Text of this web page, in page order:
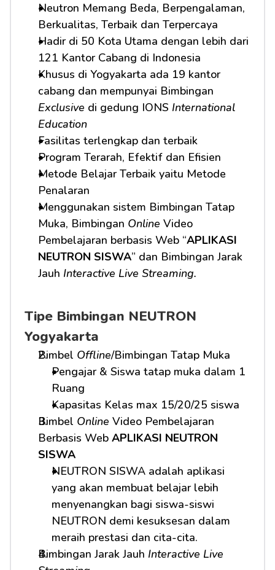
Neutron Memang Beda, Berpengalaman,
Berkualitas, Terbaik dan Terpercaya
Hadir di 50 Kota Utama dengan lebih dari
121 Kantor Cabang di Indonesia
Khusus di Yogyakarta ada 19 kantor
Exclusive di gedung IONS International
Education
Fasilitas terlengkap dan terbaik
Program Terarah, Efektif dan Efisien
Metode Belajar Terbaik yaitu Metode
Penalaran
Menggunakan sistem Bimbingan Tatap
Muka, Bimbingan Online Video
Pembelajaran berbasis Web “APLIKASI
NEUTRON SISWA” dan Bimbingan Jarak
Jauh Interactive Live Streaming.
Tipe Bimbingan NEUTRON
Yogyakarta
Bimbel Offline/Bimbingan Tatap Muka
Pengajar & Siswa tatap muka dalam 1
Ruang
Kapasitas Kelas max 15/20/25 siswa
Bimbel Online Video Pembelajaran
Berbasis Web APLIKASI NEUTRON
SISWA
NEUTRON SISWA adalah aplikasi
yang akan membuat belajar lebih
menyenangkan bagi siswa-siswi
NEUTRON demi kesuksesan dalam
meraih prestasi dan cita-cita.
Bimbingan Jarak Jauh Interactive Live